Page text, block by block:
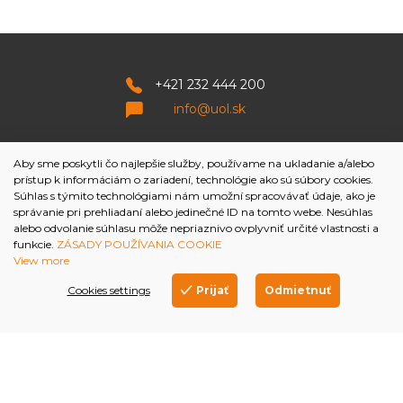
+421 232 444 200
info@uol.sk
Napíšte nám
Aby sme poskytli čo najlepšie služby, používame na ukladanie a/alebo
prístup k informáciám o zariadení, technológie ako sú súbory cookies.
Súhlas s týmito technológiami nám umožní spracovávať údaje, ako je
správanie pri prehliadaní alebo jedinečné ID na tomto webe. Nesúhlas
alebo odvolanie súhlasu môže nepriaznivo ovplyvniť určité vlastnosti a
funkcie. ZÁSADY POUŽÍVANIA COOKIE
View more
Cookies settings Prijať Odmietnuť